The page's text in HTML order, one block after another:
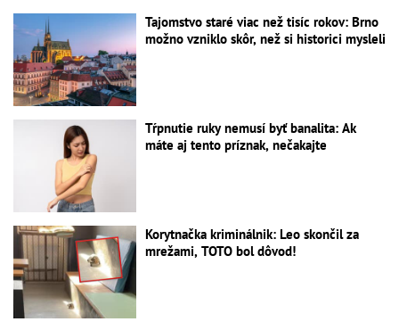
Tajomstvo staré viac než tisíc rokov: Brno
možno vzniklo skôr, než si historici mysleli
Tŕpnutie ruky nemusí byť banalita: Ak
máte aj tento príznak, nečakajte
Korytnačka kriminálnik: Leo skončil za
mrežami, TOTO bol dôvod!